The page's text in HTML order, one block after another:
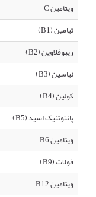
ویتامین C
تیامین (B1)
ریبوفلاوین (B2)
نیاسین (B3)
کولین (B4)
پانتوتنیک اسید (B5)
ویتامین B6
فولات (B9)
ویتامین B12